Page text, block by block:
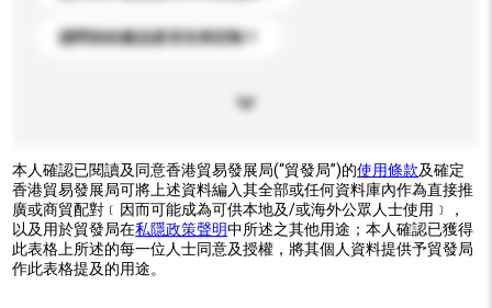
請問你的產品是否支持定制？
本人確認已閱讀及同意香港貿易發展局(“貿發局”)的使用條款及確定
香港貿易發展局可將上述資料編入其全部或任何資料庫內作為直接推
廣或商貿配對﹝因而可能成為可供本地及/或海外公眾人士使用﹞，
以及用於貿發局在私隱政策聲明中所述之其他用途；本人確認已獲得
此表格上所述的每一位人士同意及授權，將其個人資料提供予貿發局
作此表格提及的用途。